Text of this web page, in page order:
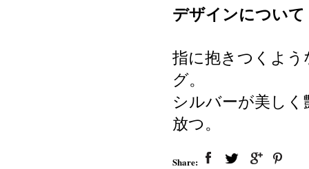
デザインについて
指に抱きつくよ
グ。
シルバーが美し
放つ。
Share: